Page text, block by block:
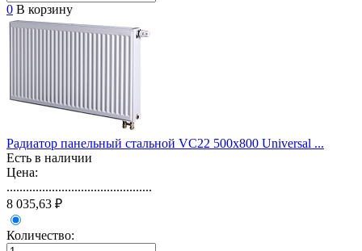
0 В корзину
Радиатор панельный стальной VС22 500х800 Universal ...
Есть в наличии
Цена:
.............................................
8 035,63 ₽
Количество: